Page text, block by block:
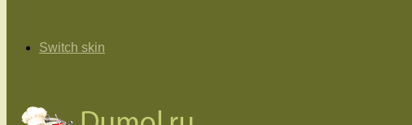
Switch skin